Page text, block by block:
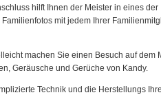
hilft Ihnen der Meister in eines der
mit jedem Ihrer
machen Sie einen Besuch auf dem
Geräusche und Gerüche von Kandy.
Technik und die Herstellungs